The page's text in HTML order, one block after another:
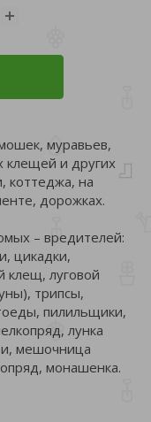
муравьев,
клещей и других
коттеджа, на
дорожках.
– вредителей:
цикадки,
луговой
трипсы,
пилильщики,
лунка
мешочница
монашенка.